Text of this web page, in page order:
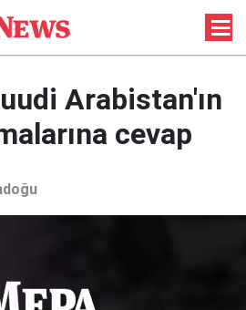
Arabistan'ın
cevap